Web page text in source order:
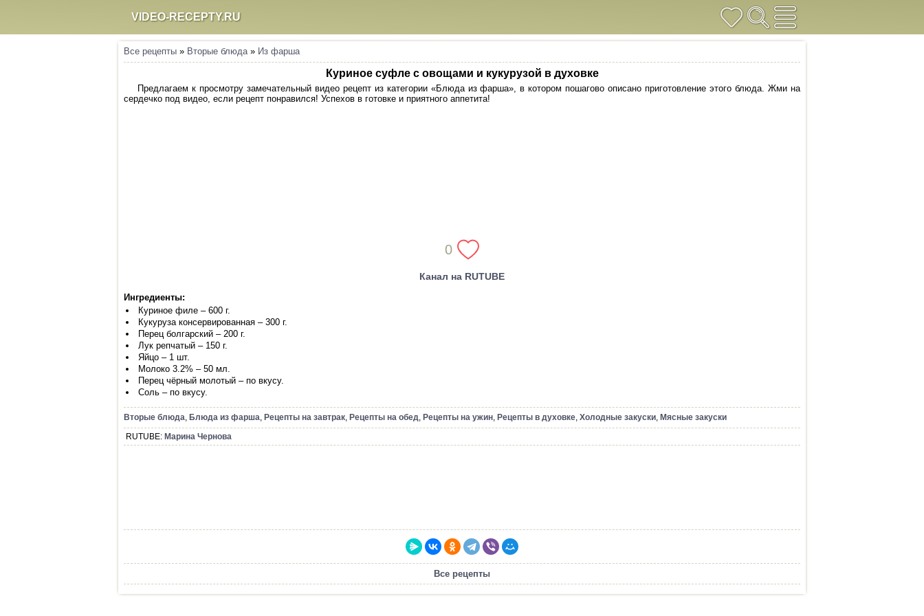
VIDEO-RECEPTY.RU
Все рецепты » Вторые блюда» Из фарша
Куриное суфле с овощами и кукурузой в духовке
Предлагаем к просмотру замечательный видео рецепт из категории «Блюда из фарша», в котором пошагово описано приготовление этого блюда. Жми на
сердечко под видео, если рецепт понравился! Успехов в готовке и приятного аппетита!
0
Канал на RUTUBE
Ингредиенты:
Куриное филе – 600 г.
Кукуруза консервированная – 300 г.
Перец болгарский – 200 г.
Лук репчатый – 150 г.
Яйцо – 1 шт.
Молоко 3.2% – 50 мл.
Перец чёрный молотый – по вкусу.
Соль – по вкусу.
Вторые блюда, Блюда из фарша, Рецепты на завтрак, Рецепты на обед, Рецепты на ужин, Рецепты в духовке, Холодные закуски, Мясные закуски
RUTUBE: Марина Чернова
Все рецепты